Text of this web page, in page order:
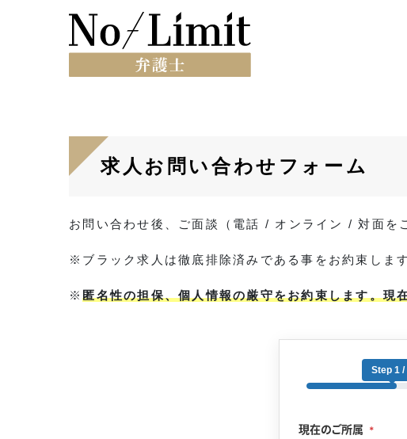
求人お問い合わせフォーム
お問い合わせ後、ご面談（電話 / オンライン / 対面を
※ブラック求人は徹底排除済みである事をお約束します
※匿名性の担保、個人情報の厳守をお約束します。現
Step 1 /
現在のご所属 *